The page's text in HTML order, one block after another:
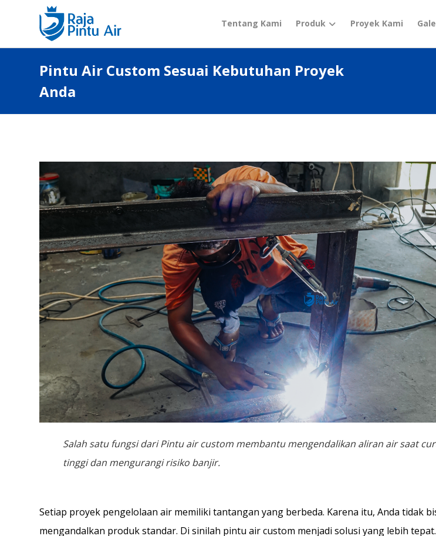
Tentang Kami Produk Proyek Kami
Pintu Air Custom Sesuai Kebutuhan Proyek
Anda
Salah satu fungsi dari Pintu air custom membantu mengendalikan aliran air saat
tinggi dan mengurangi risiko banjir.
Setiap proyek pengelolaan air memiliki tantangan yang berbeda. Karena itu, Anda tidak
mengandalkan produk standar. Di sinilah pintu air custom menjadi solusi yang lebih